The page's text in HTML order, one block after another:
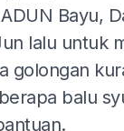
Bayu,
lalu untuk
golongan
balu